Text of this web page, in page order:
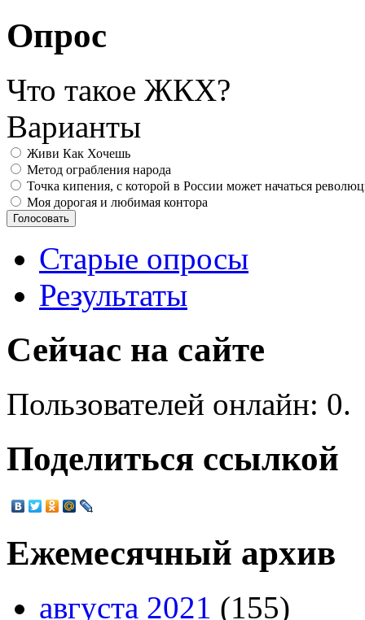
Опрос
Что такое ЖКХ?
Варианты
Живи Как Хочешь
Метод ограбления народа
Точка кипения, с которой в России может начаться
Моя дорогая и любимая контора
Старые опросы
Результаты
Сейчас на сайте
Пользователей онлайн: 0.
Поделиться ссылкой
Ежемесячный архив
августа 2021 (155)